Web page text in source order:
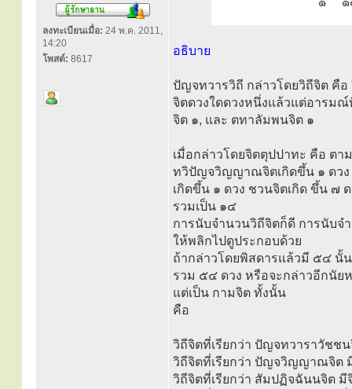
ลงทะเบียนเมื่อ: 24 พ.ค. 2011,
14:20
โพสต์: 8617
อธิบาย
ปัญจทวารวิถี กล่าวโดยวิถีจิต คื
จิตดวงใดดวงหนึ่งแล้วแต่อารม
จิต ๑, และ ตทาลัมพนจิต ๑
เมื่อกล่าวโดยจิตตุปปาทะ คือ ต
ทวิปัญจวิญญาณจิตเกิดขึ้น ๑ ดวง
เกิดขึ้น ๑ ดวง ชวนจิตเกิด ขึ้น ๗
รวมเป็น ๑๔
การนับจำนวนวิถีจิตก็ดี การนับจ
ให้พลิกไปดูประกอบด้วย
ถ้ากล่าวโดยพิสดารแล้วมี ๕๔ นั้
รวม ๕๔ ดวง หรือจะกล่าวอีกนัย
แต่เป็น กามจิต ทั้งนั้น
คือ
วิถีจิตที่เรียกว่า ปัญจทวาราวัชช
วิถีจิตที่เรียกว่า ปัญจวิญญาณจิต
วิถีจิตที่เรียกว่า สัมปฏิจฉันนจิต